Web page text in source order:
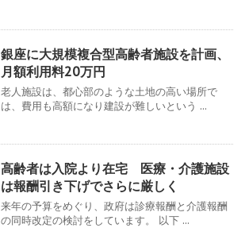
銀座に大規模複合型高齢者施設を計画、
月額利用料20万円
老人施設は、都心部のような土地の高い場所で
は、費用も高額になり建設が難しいという ...
高齢者は入院より在宅 医療・介護施設
は報酬引き下げでさらに厳しく
来年の予算をめぐり、政府は診療報酬と介護報酬
の同時改定の検討をしています。 以下 ...